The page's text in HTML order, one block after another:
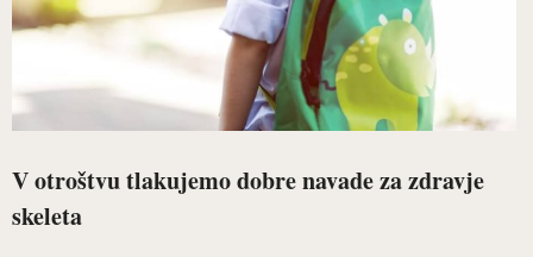
V otroštvu tlakujemo dobre navade za zdravje
skeleta